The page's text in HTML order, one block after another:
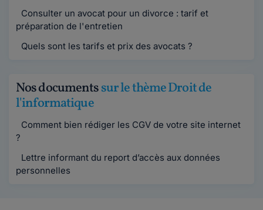
Consulter un avocat pour un divorce : tarif et
préparation de l'entretien
Quels sont les tarifs et prix des avocats ?
Nos documentssur le thème Droit de
l'informatique
Comment bien rédiger les CGV de votre site internet
?
Lettre informant du report d’accès aux données
personnelles